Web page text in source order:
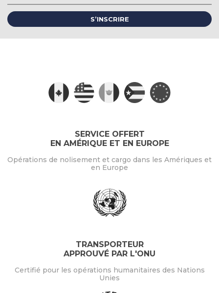
SERVICE OFFERT
EN AMÉRIQUE ET EN EUROPE
Opérations de nolisement et cargo dans les Amériques et
en Europe
TRANSPORTEUR
APPROUVÉ PAR L'ONU
Certifié pour les opérations humanitaires des Nations
Unies